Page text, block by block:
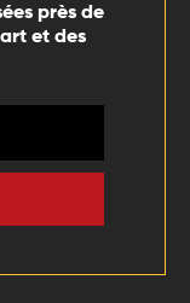
près de
et des